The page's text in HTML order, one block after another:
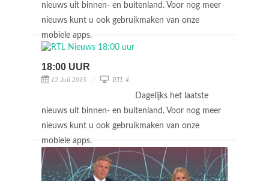
nieuws uit binnen- en buitenland. Voor nog meer
nieuws kunt u ook gebruikmaken van onze
mobiele apps.
18:00 UUR
12 Juli 2015 RTL 4
Dagelijks het laatste
nieuws uit binnen- en buitenland. Voor nog meer
nieuws kunt u ook gebruikmaken van onze
mobiele apps.